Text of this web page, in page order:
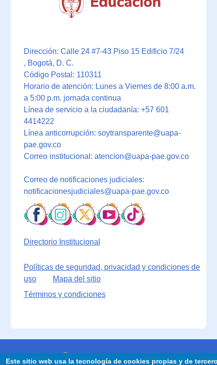
Dirección: Calle 24 #7-43 Piso 15 Edificio 7/24
, Bogotá, D. C.
Código Postal: 110311
Horario de atención: Lunes a Viernes de 8:00 a.m.
a 5:00 p.m. jornada continua
Línea de servicio a la ciudadanía: +57 601
4414222
Línea anticorrupción: soytransparente@uapa-
pae.gov.co
Correo institucional: atencion@uapa-pae.gov.co
Correo de notificaciones judiciales:
notificacionesjudiciales@uapa-pae.gov.co
Directorio Institucional
Políticas de seguridad, privacidad y condiciones de
uso
Mapa del sitio
Términos y condiciones
Este sitio web usa la tecnología de cookies propias y de